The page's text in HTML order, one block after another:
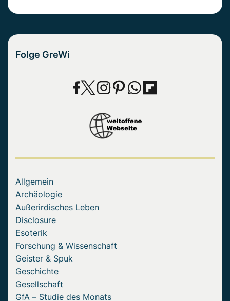
Folge GreWi
Allgemein
Archäologie
Außerirdisches Leben
Disclosure
Esoterik
Forschung & Wissenschaft
Geister & Spuk
Geschichte
Gesellschaft
GfA – Studie des Monats